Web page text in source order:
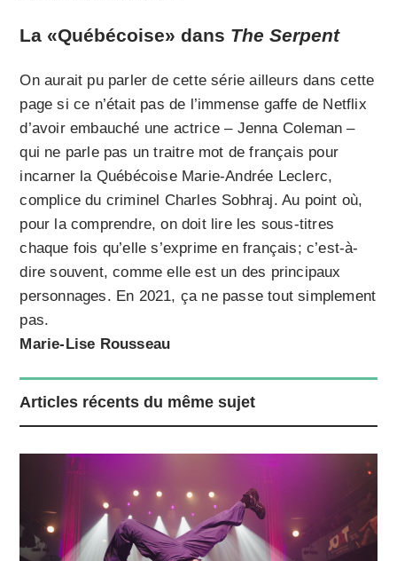
La «Québécoise» dans The Serpent
On aurait pu parler de cette série ailleurs dans cette
page si ce n’était pas de l’immense gaffe de Netflix
d’avoir embauché une actrice – Jenna Coleman –
qui ne parle pas un traitre mot de français pour
incarner la Québécoise Marie-Andrée Leclerc,
complice du criminel Charles Sobhraj. Au point où,
pour la comprendre, on doit lire les sous-titres
chaque fois qu’elle s’exprime en français; c’est-à-
dire souvent, comme elle est un des principaux
personnages. En 2021, ça ne passe tout simplement
pas.
Marie-Lise Rousseau
Articles récents du même sujet